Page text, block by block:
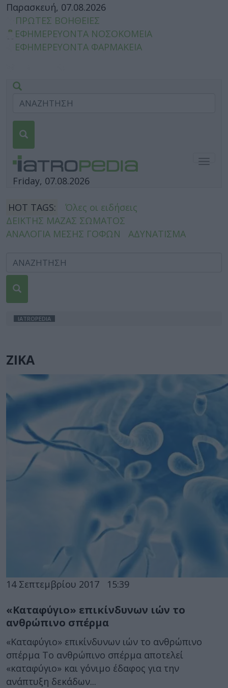
Παρασκευή, 07.08.2026
ΠΡΩΤΕΣ ΒΟΗΘΕΙΕΣ
ΕΦΗΜΕΡΕΥΟΝΤΑ ΝΟΣΟΚΟΜΕΙΑ
ΕΦΗΜΕΡΕΥΟΝΤΑ ΦΑΡΜΑΚΕΙΑ
Friday, 07.08.2026
HOT TAGS:
Όλες οι ειδήσεις
ΔΕΙΚΤΗΣ ΜΑΖΑΣ ΣΩΜΑΤΟΣ
ΑΝΑΛΟΓΙΑ ΜΕΣΗΣ ΓΟΦΩΝ
ΑΔΥΝΑΤΙΣΜΑ
IATROPEDIA
ΖΙΚΑ
14 Σεπτεμβρίου 2017 15:39
«Καταφύγιο» επικίνδυνων ιών το
ανθρώπινο σπέρμα
«Καταφύγιο» επικίνδυνων ιών το ανθρώπινο
σπέρμα Το ανθρώπινο σπέρμα αποτελεί
«καταφύγιο» και γόνιμο έδαφος για την
ανάπτυξη δεκάδων...